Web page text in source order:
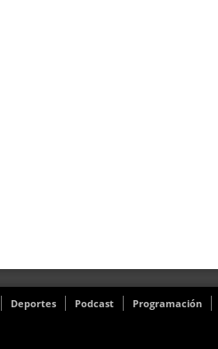
Deportes Podcast Programación